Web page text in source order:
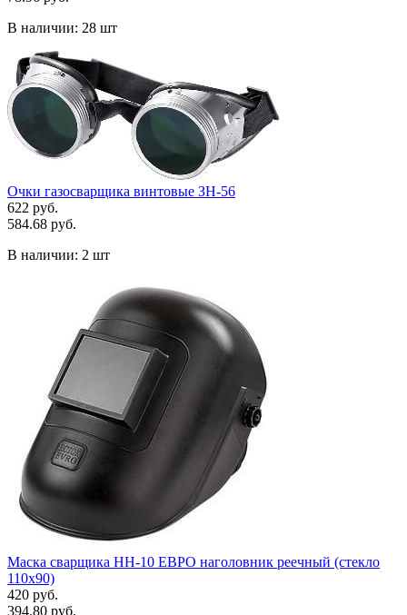
В наличии: 28 шт
Очки газосварщика винтовые ЗН-56
622 руб.
584.68 руб.
В наличии: 2 шт
Маска сварщика НН-10 ЕВРО наголовник реечный (стекло
110х90)
420 руб.
394.80 руб.